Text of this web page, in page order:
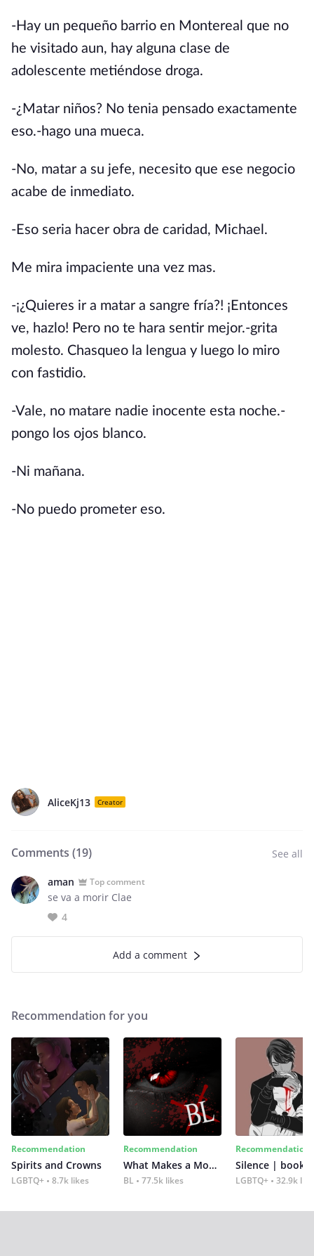
-Hay un pequeño barrio en Montereal que no
he visitado aun, hay alguna clase de
adolescente metiéndose droga.
-¿Matar niños? No tenia pensado exactamente
eso.-hago una mueca.
-No, matar a su jefe, necesito que ese negocio
acabe de inmediato.
-Eso seria hacer obra de caridad, Michael.
Me mira impaciente una vez mas.
-¡¿Quieres ir a matar a sangre fría?! ¡Entonces
ve, hazlo! Pero no te hara sentir mejor.-grita
molesto. Chasqueo la lengua y luego lo miro
con fastidio.
-Vale, no matare nadie inocente esta noche.-
pongo los ojos blanco.
-Ni mañana.
-No puedo prometer eso.
AliceKj13 Creator
Comments (19) See all
aman Top comment
se va a morir Clae
4
Add a comment
Recommendation for you
Recommendation
Spirits and Crowns
LGBTQ+ 8.7k likes
Recommendation
What Makes a Monster
BL 77.5k likes
Recommendation
Silence | book 2
LGBTQ+ 32.9k